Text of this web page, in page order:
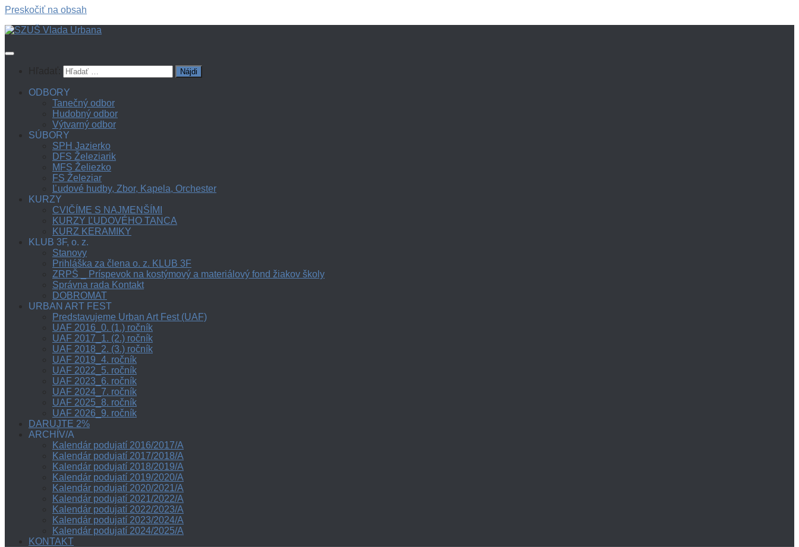
Preskočiť na obsah
ODBORY
Tanečný odbor
Hudobný odbor
Výtvarný odbor
SÚBORY
SPH Jazierko
DFS Železiarik
MFS Želiezko
FS Železiar
Ľudové hudby, Zbor, Kapela, Orchester
KURZY
CVIČÍME S NAJMENŠÍMI
KURZY ĽUDOVÉHO TANCA
KURZ KERAMIKY
KLUB 3F, o. z.
Stanovy
Prihláška za člena o. z. KLUB 3F
ZRPŠ _ Príspevok na kostýmový a materiálový fond žiakov školy
Správna rada Kontakt
DOBROMAT
URBAN ART FEST
Predstavujeme Urban Art Fest (UAF)
UAF 2016_0. (1.) ročník
UAF 2017_1. (2.) ročník
UAF 2018_2. (3.) ročník
UAF 2019_4. ročník
UAF 2022_5. ročník
UAF 2023_6. ročník
UAF 2024_7. ročník
UAF 2025_8. ročník
UAF 2026_9. ročník
DARUJTE 2%
ARCHÍV/A
Kalendár podujatí 2016/2017/A
Kalendár podujatí 2017/2018/A
Kalendár podujatí 2018/2019/A
Kalendár podujatí 2019/2020/A
Kalendár podujatí 2020/2021/A
Kalendár podujatí 2021/2022/A
Kalendár podujatí 2022/2023/A
Kalendár podujatí 2023/2024/A
Kalendár podujatí 2024/2025/A
KONTAKT